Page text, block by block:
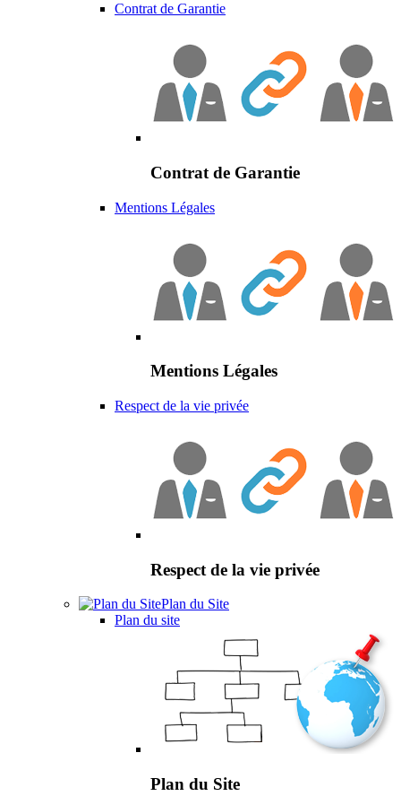
Contrat de Garantie
Contrat de Garantie
Mentions Légales
Mentions Légales
Respect de la vie privée
Respect de la vie privée
Plan du Site
Plan du site
Plan du Site